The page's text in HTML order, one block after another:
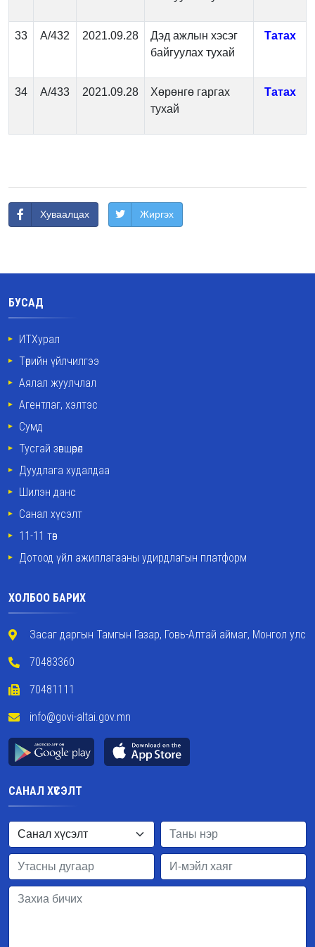
33 А/432 2021.09.28
Дэд ажлын хэсэг
байгуулах тухай
Татах
34 А/433 2021.09.28
Хөрөнгө гаргах
тухай
Татах
Хуваалцах Жиргэх
БУСАД
ИТХурал
Төрийн үйлчилгээ
Аялал жуулчлал
Агентлаг, хэлтэс
Сумд
Тусгай зөвшөөрөл
Дуудлага худалдаа
Шилэн данс
Санал хүсэлт
11-11 төв
Дотоод үйл ажиллагааны удирдлагын платформ
ХОЛБОО БАРИХ
Засаг даргын Тамгын Газар, Говь-Алтай аймаг, Монгол улс
70483360
70481111
info@govi-altai.gov.mn
САНАЛ ХҮСЭЛТ